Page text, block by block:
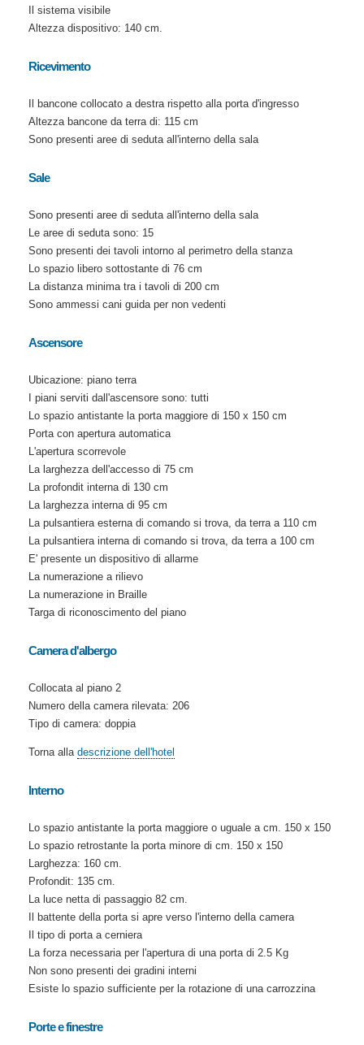
Il sistema visibile
Altezza dispositivo: 140 cm.
Ricevimento
Il bancone collocato a destra rispetto alla porta d'ingresso
Altezza bancone da terra di: 115 cm
Sono presenti aree di seduta all'interno della sala
Sale
Sono presenti aree di seduta all'interno della sala
Le aree di seduta sono: 15
Sono presenti dei tavoli intorno al perimetro della stanza
Lo spazio libero sottostante di 76 cm
La distanza minima tra i tavoli di 200 cm
Sono ammessi cani guida per non vedenti
Ascensore
Ubicazione: piano terra
I piani serviti dall'ascensore sono: tutti
Lo spazio antistante la porta maggiore di 150 x 150 cm
Porta con apertura automatica
L'apertura scorrevole
La larghezza dell'accesso di 75 cm
La profondit interna di 130 cm
La larghezza interna di 95 cm
La pulsantiera esterna di comando si trova, da terra a 110 cm
La pulsantiera interna di comando si trova, da terra a 100 cm
E' presente un dispositivo di allarme
La numerazione a rilievo
La numerazione in Braille
Targa di riconoscimento del piano
Camera d'albergo
Collocata al piano 2
Numero della camera rilevata: 206
Tipo di camera: doppia
Torna alla descrizione dell'hotel
Interno
Lo spazio antistante la porta maggiore o uguale a cm. 150 x 150
Lo spazio retrostante la porta minore di cm. 150 x 150
Larghezza: 160 cm.
Profondit: 135 cm.
La luce netta di passaggio 82 cm.
Il battente della porta si apre verso l'interno della camera
Il tipo di porta a cerniera
La forza necessaria per l'apertura di una porta di 2.5 Kg
Non sono presenti dei gradini interni
Esiste lo spazio sufficiente per la rotazione di una carrozzina
Porte e finestre